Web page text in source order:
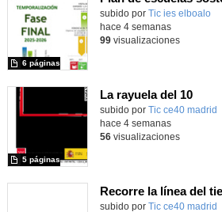
subido por Tic ies elboalo
6 páginas
-
hace 4 semanas
99visualizaciones
La rayuela del 10
subido por Tic ce40 madrid
5 páginas
hace 4 semanas
56visualizaciones
subido por Tic ce40 madrid